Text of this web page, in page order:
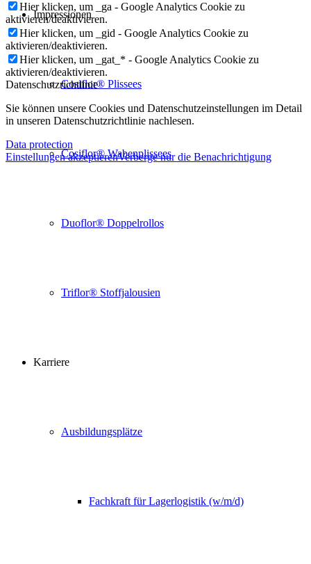
Impressionen
Cosiflor® Plissees
Cosiflor® Wabenplissees
Duoflor® Doppelrollos
Triflor® Stoffjalousien
Karriere
Ausbildungsplätze
Fachkraft für Lagerlogistik (w/m/d)
Hier klicken, um _ga - Google Analytics Cookie zu
aktivieren/deaktivieren.
Hier klicken, um _gid - Google Analytics Cookie zu
aktivieren/deaktivieren.
Hier klicken, um _gat_* - Google Analytics Cookie zu
aktivieren/deaktivieren.
Datenschutzrichtlinie
Sie können unsere Cookies und Datenschutzeinstellungen im Detail
in unseren Datenschutzrichtlinie nachlesen.
Data protection
Einstellungen akzeptierenVerberge nur die Benachrichtigung